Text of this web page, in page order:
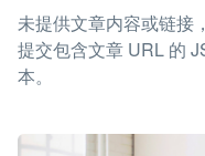
未提供文章内容或链接
提交包含文章 URL 的
本。